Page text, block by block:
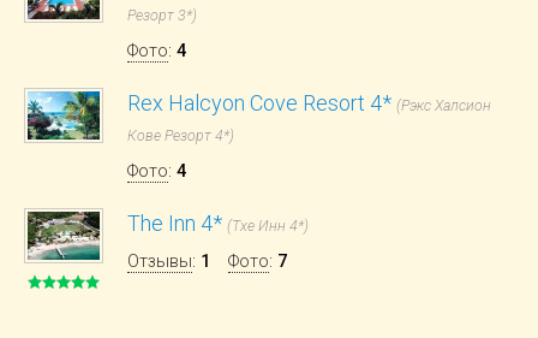
Резорт 3*)
Фото: 4
Rex Halcyon Cove Resort 4* (Рэкс Халсион
Кове Резорт 4*)
Фото: 4
The Inn 4* (Тхе Инн 4*)
Отзывы: 1 Фото: 7